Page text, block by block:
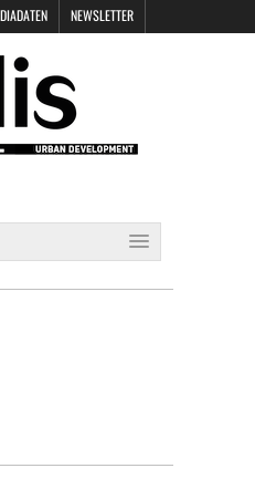
NEWSLETTER
DATENSCHUTZ